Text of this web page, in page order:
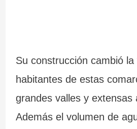
Su construcción cambió
habitantes de estas
grandes valles y extensas
Además el volumen de